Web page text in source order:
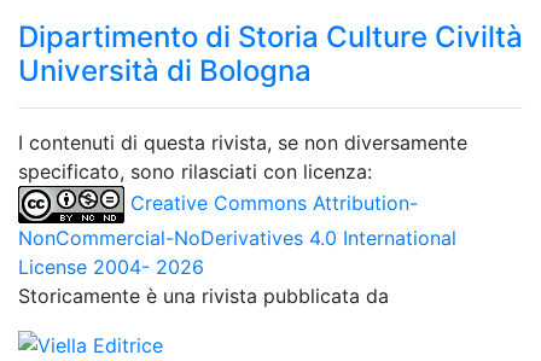
Dipartimento di Storia Culture Civiltà
Università di Bologna
I contenuti di questa rivista, se non diversamente
specificato, sono rilasciati con licenza:
Creative Commons Attribution-
NonCommercial-NoDerivatives 4.0 International
License 2004- 2026
Storicamente è una rivista pubblicata da